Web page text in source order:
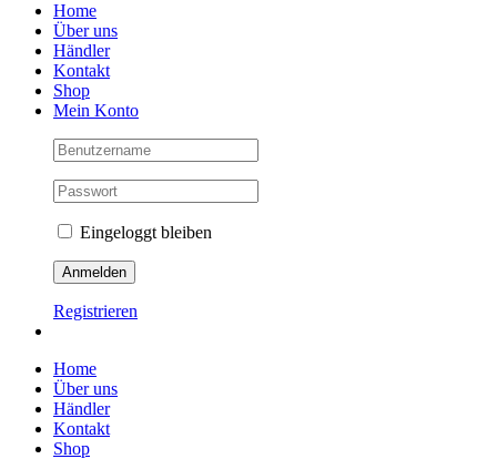
Home
Über uns
Händler
Kontakt
Shop
Mein Konto
Eingeloggt bleiben
Registrieren
Home
Über uns
Händler
Kontakt
Shop